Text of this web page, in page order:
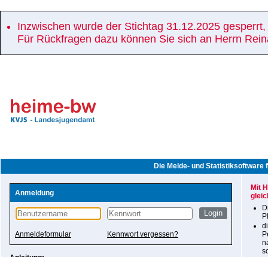
Inzwischen wurde der Stichtag 31.12.2025
Für Rückfragen dazu können Sie sich an Herrn
Die Melde- und
Anmeldung
Anmeldeformular Kennwort vergessen?
Mit